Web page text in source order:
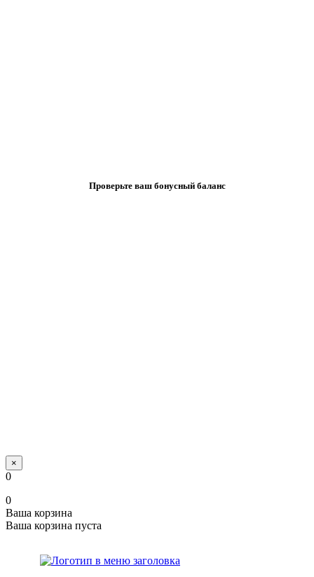
Проверьте ваш бонусный баланс
×
0
0
Ваша корзина
Ваша корзина пуста